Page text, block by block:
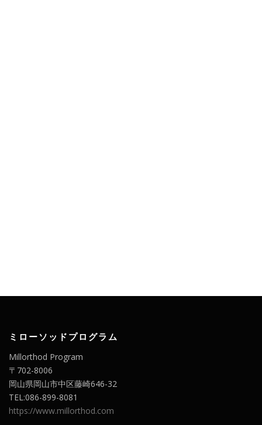
ミローソッドプログラム
Millorthod Program
〒702-8006
岡山県岡山市中区藤崎646-32
TEL:086-899-8081
https://www.millorthod.com